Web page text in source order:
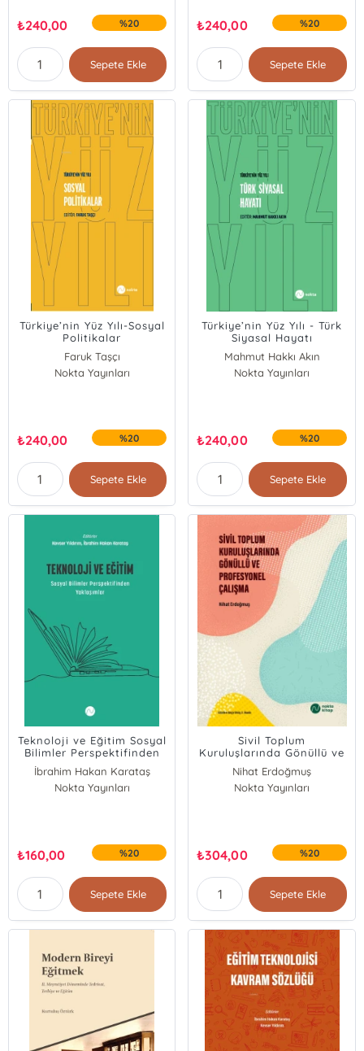
₺240,00 %20
Sepete Ekle
₺240,00 %20
Sepete Ekle
Türkiye’nin Yüz Yılı-Sosyal
Politikalar
Faruk Taşçı
Nokta Yayınları
₺240,00 %20
Sepete Ekle
Türkiye’nin Yüz Yılı - Türk
Siyasal Hayatı
Mahmut Hakkı Akın
Nokta Yayınları
₺240,00 %20
Sepete Ekle
Teknoloji ve Eğitim Sosyal
Bilimler Perspektifinden
Yaklaşımlar
İbrahim Hakan Karataş
Kevser Yıldırım
Nokta Yayınları
₺160,00 %20
Sepete Ekle
Sivil Toplum
Kuruluşlarında Gönüllü ve
Profesyonel Çalışma
Nihat Erdoğmuş
Nokta Yayınları
₺304,00 %20
Sepete Ekle